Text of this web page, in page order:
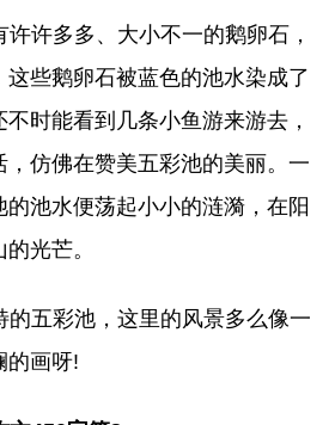
许多多、大小不一的鹅卵石，
些鹅卵石被蓝色的池水染成了
时能看到几条小鱼游来游去，
仿佛在赞美五彩池的美丽。一
的池水便荡起小小的涟漪，在阳
光芒。
的五彩池，这里的风景多么像一
的画呀!